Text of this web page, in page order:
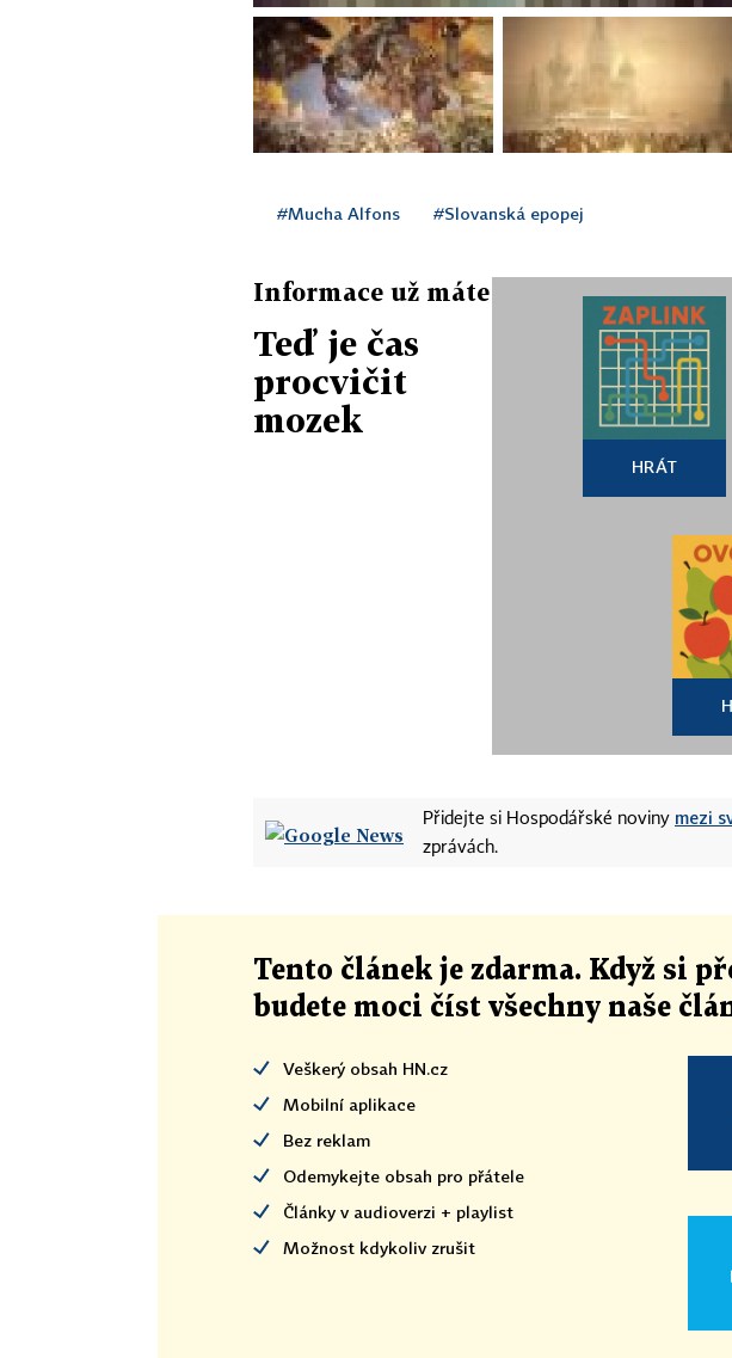
#Mucha Alfons #Slovanská epopej
Informace už máte
Teď je čas
procvičit
mozek
HRÁT
Přidejte si Hospodářské noviny mezi
zprávách.
Tento článek je zdarma. Když si
budete moci číst všechny naše
Veškerý obsah HN.cz
Mobilní aplikace
Bez reklam
Odemykejte obsah pro přátele
Články v audioverzi + playlist
Možnost kdykoliv zrušit